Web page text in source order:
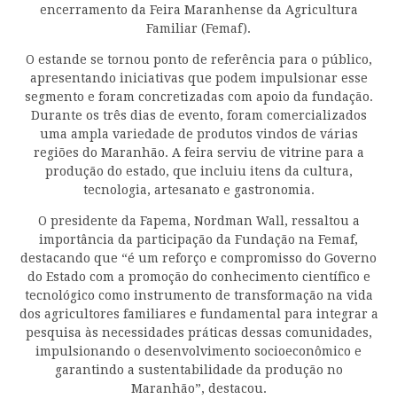
encerramento da Feira Maranhense da Agricultura
Familiar (Femaf).
O estande se tornou ponto de referência para o público,
apresentando iniciativas que podem impulsionar esse
segmento e foram concretizadas com apoio da fundação.
Durante os três dias de evento, foram comercializados
uma ampla variedade de produtos vindos de várias
regiões do Maranhão. A feira serviu de vitrine para a
produção do estado, que incluiu itens da cultura,
tecnologia, artesanato e gastronomia.
O presidente da Fapema, Nordman Wall, ressaltou a
importância da participação da Fundação na Femaf,
destacando que “é um reforço e compromisso do Governo
do Estado com a promoção do conhecimento científico e
tecnológico como instrumento de transformação na vida
dos agricultores familiares e fundamental para integrar a
pesquisa às necessidades práticas dessas comunidades,
impulsionando o desenvolvimento socioeconômico e
garantindo a sustentabilidade da produção no
Maranhão”, destacou.